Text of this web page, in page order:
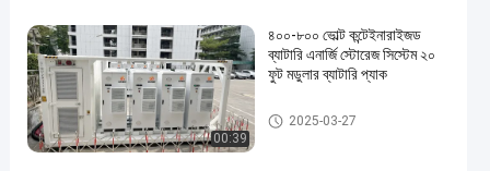
00:39
৪০০-৮০০ ভোল্ট কন্টেইনারাইজড
ব্যাটারি এনার্জি স্টোরেজ সিস্টেম ২০
ফুট মডুলার ব্যাটারি প্যাক
কন্টেইনারযুক্ত ব্যাটারি শক্তি সঞ্চয় ব্যবস্থা
2025-03-27